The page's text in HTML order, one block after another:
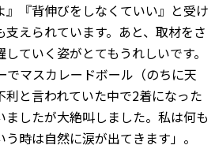
』『背伸びをしなくていい』と受け
えられています。あと、取材をさ
ていく姿がとてもうれしいです。
でマスカレードボール（のちに天
利と言われていた中で2着になった
したが大絶叫しました。私は何も
時は自然に涙が出てきます」。